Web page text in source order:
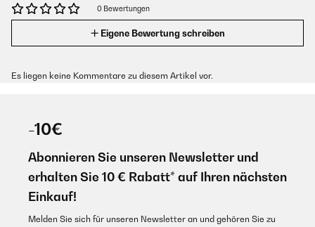
0 Bewertungen
Eigene Bewertung schreiben
Es liegen keine Kommentare zu diesem Artikel vor.
-10€
Abonnieren Sie unseren Newsletter und
erhalten Sie 10 € Rabatt* auf Ihren nächsten
Einkauf!
Melden Sie sich für unseren Newsletter an und gehören Sie zu